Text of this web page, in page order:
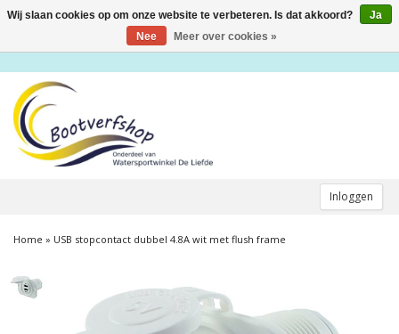
Inloggen
Toggle
Home » USB stopcontact dubbel 4.8A wit met flush frame
Wij slaan cookies op om onze website te verbeteren. Is dat akkoord?
Ja
Nee
Meer over cookies »